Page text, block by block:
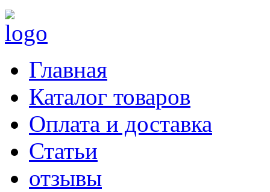
Главная
Каталог товаров
Оплата и доставка
Статьи
отзывы